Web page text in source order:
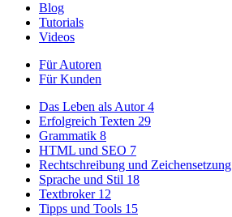
Blog
Tutorials
Videos
Für Autoren
Für Kunden
Das Leben als Autor4
Erfolgreich Texten 29
Grammatik 8
HTML und SEO 7
Rechtschreibung und Zeichensetzung
Sprache und Stil 18
Textbroker 12
Tipps und Tools 15